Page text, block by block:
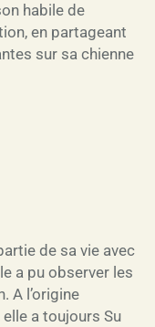
habile de
en partageant
sur sa chienne
de sa vie avec
a pu observer les
A l’origine
a toujours Su